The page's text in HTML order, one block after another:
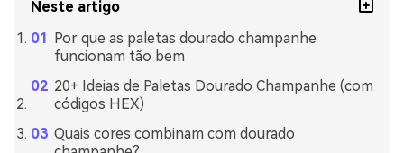
Neste artigo
Por que as paletas dourado champanhe
funcionam tão bem
20+ Ideias de Paletas Dourado Champanhe (com
códigos HEX)
Quais cores combinam com dourado